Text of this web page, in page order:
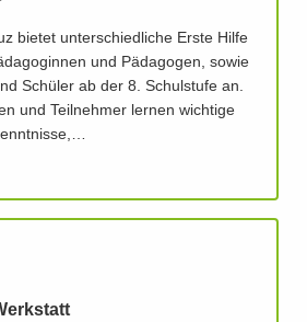
bietet unterschiedliche Erste Hilfe
und Pädagogen, sowie
Schüler ab der 8. Schulstufe an.
und Teilnehmer lernen wichtige